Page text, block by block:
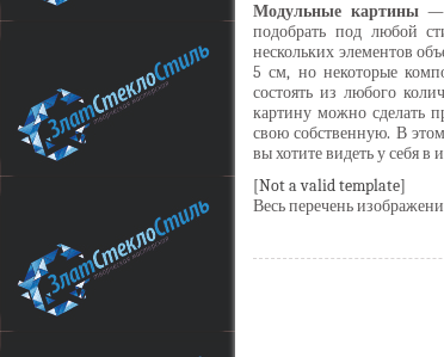
Модульные картины—
подобрать под любой
нескольких элементов
5 см, но некоторые
состоять из любого
картину можно сделать
свою собственную. В
вы хотите видеть у себя в
[Not a valid template]
Весь перечень